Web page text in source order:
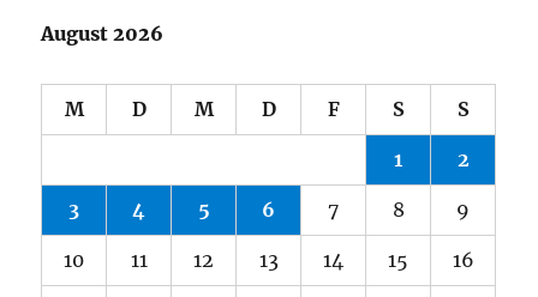
August 2026
M D M D F S S
1 2
3 4 5 6 7 8 9
10 11 12 13 14 15 16